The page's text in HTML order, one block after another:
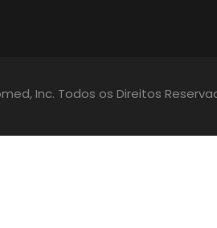
Inc. Todos os Direitos